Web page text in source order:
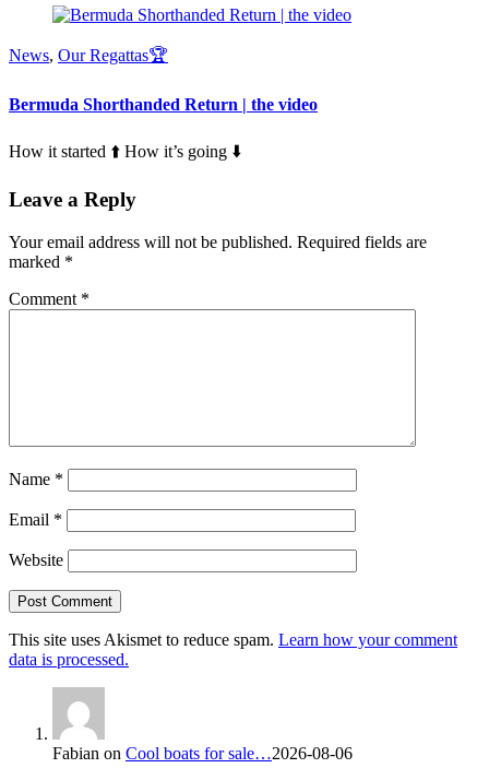
News, Our Regattas🏆
Bermuda Shorthanded Return | the video
How it started ⬆️ How it’s going ⬇️
Leave a Reply
Your email address will not be published. Required fields are
marked *
Comment *
Name *
Email *
Website
This site uses Akismet to reduce spam. Learn how your comment
data is processed.
Fabian on Cool boats for sale…2026-08-06